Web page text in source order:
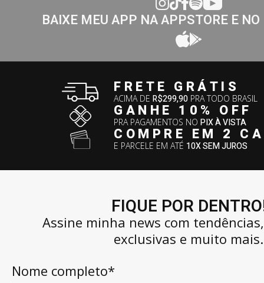
BAIXE MEU APP NA APPSTORE E
FRETE GRÁTIS
ACIMA DER$299,90 PRA TODO BRASIL
GANHE 10% OFF
PRA PAGAMENTOS NOPIX À VISTA
COMPRE EM 2
E PARCELE EM ATÉ 10X SEM JUROS
FIQUE POR
Assine minha news com
exclusivas e muito mais.